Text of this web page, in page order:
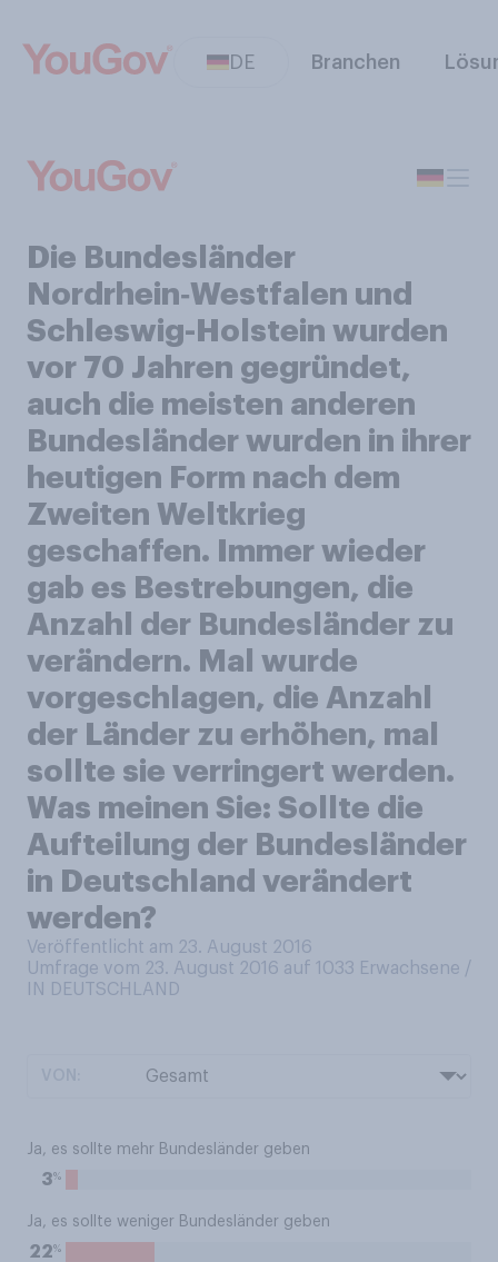
DE Branchen
Die Bundesländer
Nordrhein‑Westfalen und
Schleswig-Holstein wurden
vor 70 Jahren gegründet,
auch die meisten anderen
Bundesländer wurden in ihrer
heutigen Form nach dem
Zweiten Weltkrieg
geschaffen. Immer wieder
gab es Bestrebungen, die
Anzahl der Bundesländer zu
verändern. Mal wurde
vorgeschlagen, die Anzahl
der Länder zu erhöhen, mal
sollte sie verringert werden.
Was meinen Sie: Sollte die
Aufteilung der Bundesländer
in Deutschland verändert
werden?
Veröffentlicht am 23. August 2016
Umfrage vom 23. August 2016 auf 1033 Erwachsene /
IN DEUTSCHLAND
Ja, es sollte mehr Bundesländer geben
3%
Ja, es sollte weniger Bundesländer geben
22%